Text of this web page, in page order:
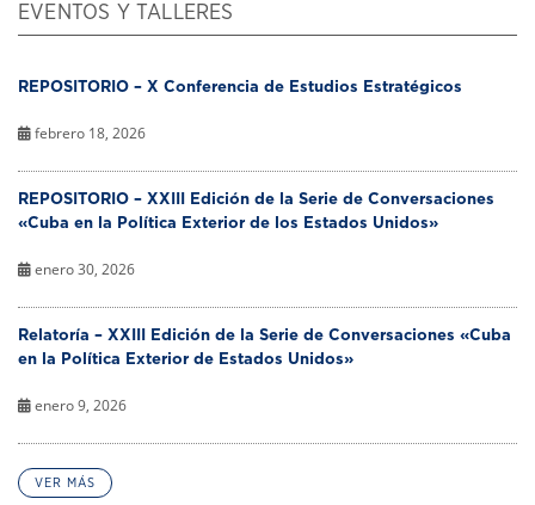
EVENTOS Y TALLERES
REPOSITORIO – X Conferencia de Estudios Estratégicos
febrero 18, 2026
REPOSITORIO – XXIII Edición de la Serie de Conversaciones
«Cuba en la Política Exterior de los Estados Unidos»
enero 30, 2026
Relatoría – XXIII Edición de la Serie de Conversaciones «Cuba
en la Política Exterior de Estados Unidos»
enero 9, 2026
VER MÁS